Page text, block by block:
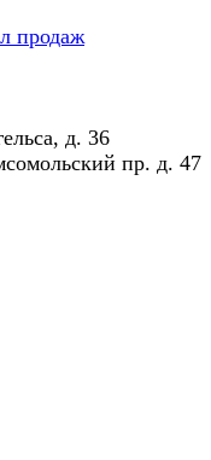
продаж
д. 36
пр. д. 47